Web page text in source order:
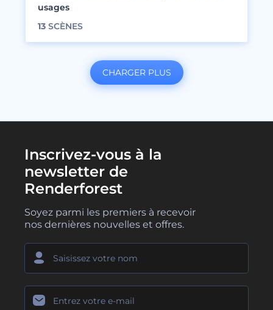
usages
13 SCÈNES
CHARGER PLUS
Inscrivez-vous à la
newsletter de
Renderforest
Soyez parmi les premiers à recevoir
nos dernières nouvelles et offres.